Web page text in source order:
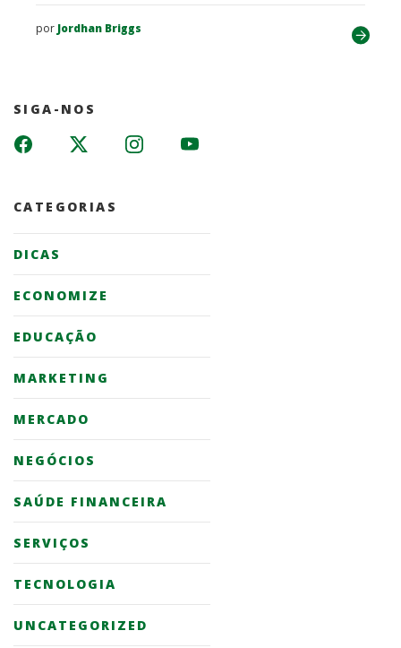
por Jordhan Briggs
SIGA-NOS
CATEGORIAS
DICAS
ECONOMIZE
EDUCAÇÃO
MARKETING
MERCADO
NEGÓCIOS
SAÚDE FINANCEIRA
SERVIÇOS
TECNOLOGIA
UNCATEGORIZED